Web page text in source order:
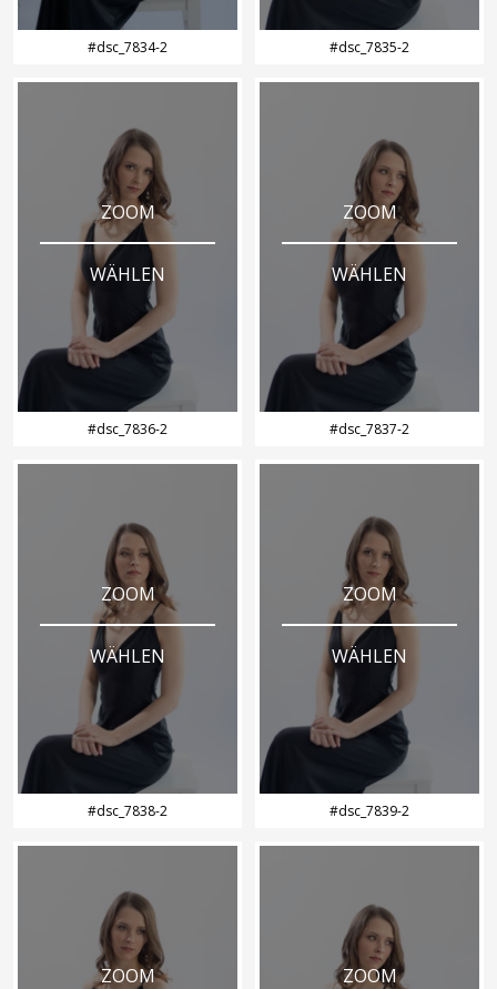
#dsc_7834-2 #dsc_7835-2
ZOOM
WÄHLEN
#dsc_7836-2
ZOOM
WÄHLEN
#dsc_7837-2
ZOOM
WÄHLEN
#dsc_7838-2
ZOOM
WÄHLEN
#dsc_7839-2
ZOOM ZOOM